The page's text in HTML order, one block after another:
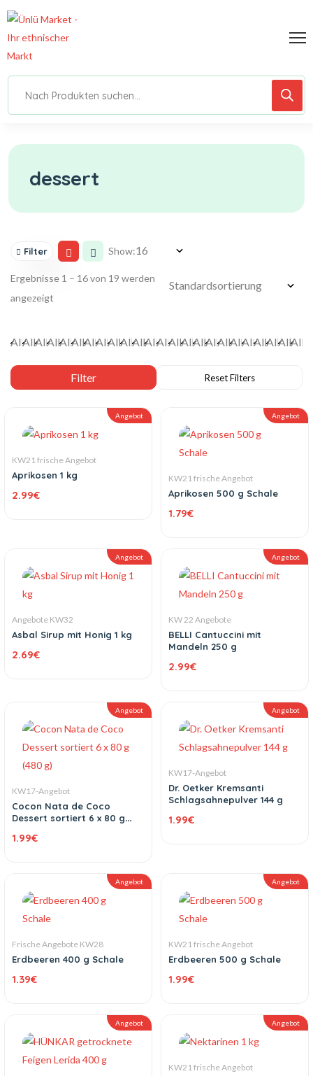
dessert
Filter Show:
Ergebnisse 1 – 16 von 19 werden
angezeigt
Angebot
KW21 frische Angebot
Aprikosen 1 kg
2.99€
Angebot
KW21 frische Angebot
Aprikosen 500 g Schale
1.79€
Angebot
Angebote KW32
Asbal Sirup mit Honig 1 kg
2.69€
Angebot
KW 22 Angebote
BELLI Cantuccini mit
Mandeln 250 g
2.99€
Angebot
KW17-Angebot
Cocon Nata de Coco
Dessert sortiert 6 x 80 g
1.99€
Angebot
KW17-Angebot
Dr. Oetker Kremsanti
Schlagsahnepulver 144 g
1.99€
Angebot
Frische Angebote KW28
Erdbeeren 400 g Schale
1.39€
Angebot
KW21 frische Angebot
Erdbeeren 500 g Schale
1.99€
Angebot Angebot
KW21 frische Angebot